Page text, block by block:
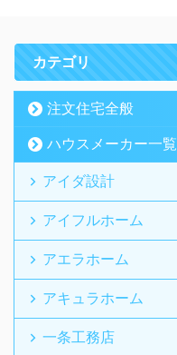
カテゴリ
注文住宅全般
ハウスメーカー一覧
アイダ設計
アイフルホーム
アエラホーム
アキュラホーム
一条工務店